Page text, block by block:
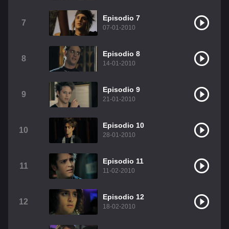
Christian Chavez
Dulce María
RBD Como Assistir Legendado
7
Episodio 7
07-01-2010
8
Episodio 8
14-01-2010
9
Episodio 9
21-01-2010
10
Episodio 10
28-01-2010
11
Episodio 11
11-02-2010
12
Episodio 12
18-02-2010